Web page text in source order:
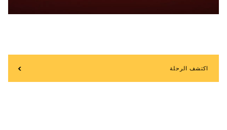
اكتشف الرحلة